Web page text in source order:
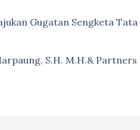
Gugatan Sengketa
S.H. M.H.& Partners